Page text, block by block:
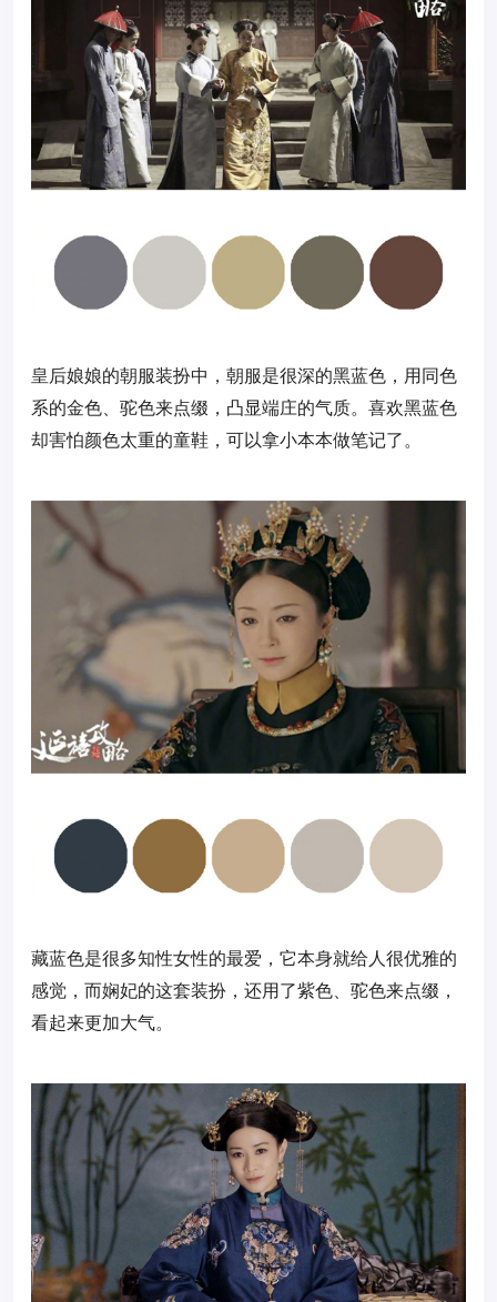
皇后娘娘的朝服装扮中，朝服是很深的黑蓝色，用同色
系的金色、驼色来点缀，凸显端庄的气质。喜欢黑蓝色
却害怕颜色太重的童鞋，可以拿小本本做笔记了。
藏蓝色是很多知性女性的最爱，它本身就给人很优雅的
感觉，而娴妃的这套装扮，还用了紫色、驼色来点缀，
看起来更加大气。